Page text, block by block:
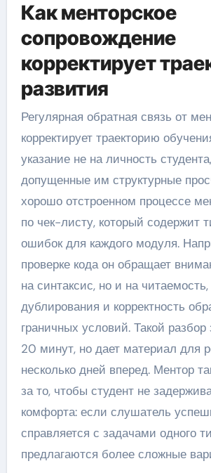
Как менторское
сопровождение
корректирует
развития
Регулярная обратная связь от
корректирует траекторию
указание не на личность
допущенные им структурные
хорошо отстроенном процессе
по чек-листу, который содержит
ошибок для каждого модуля.
проверке кода он обращает
на синтаксис, но и на
дублирования и корректность
граничных условий. Такой разбор
20 минут, но дает материал для
несколько дней вперед. Ментор
за то, чтобы студент не
комфорта: если слушатель
справляется с задачами одного
предлагаются более сложные